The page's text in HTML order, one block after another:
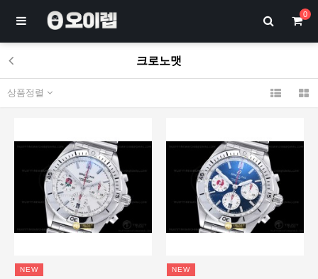
0
크로노맷
상품정렬
NEW NEW